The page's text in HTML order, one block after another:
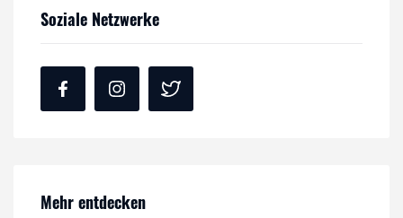
Soziale Netzwerke
Mehr entdecken